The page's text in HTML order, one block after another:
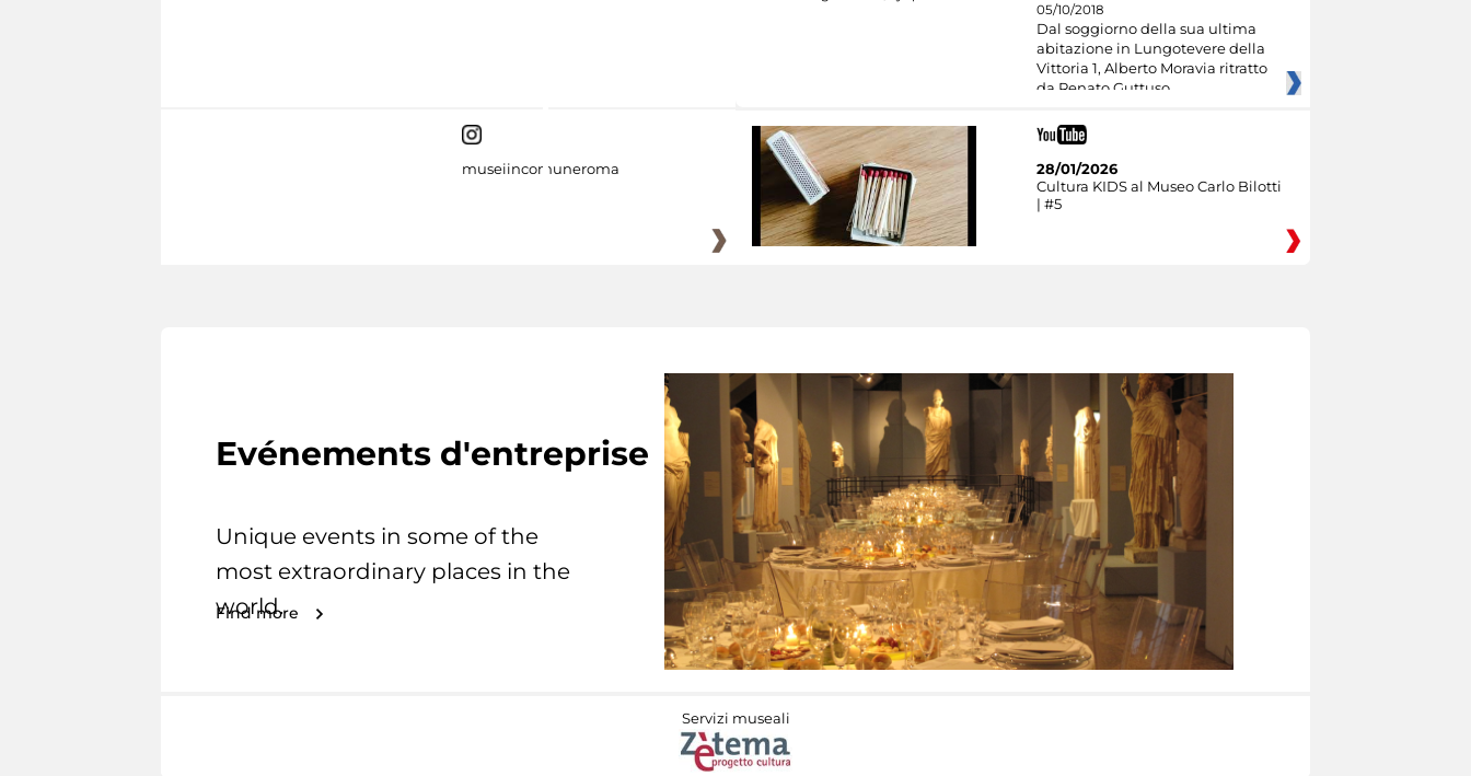
05/10/2018
Dal soggiorno della sua ultima
abitazione in Lungotevere della
Vittoria 1, Alberto Moravia ritratto
da Renato Guttuso
museiincomuneroma
28/01/2026
Cultura KIDS al Museo Carlo Bilotti
| #5
Evénements d'entreprise
Unique events in some of the
most extraordinary places in the
world.
Find more
Servizi museali